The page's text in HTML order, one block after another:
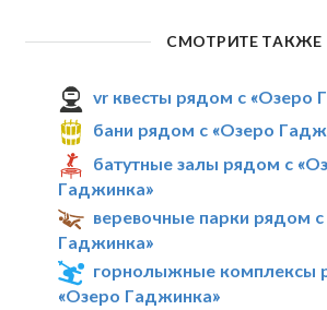
СМОТРИТЕ ТАКЖЕ
vr квесты рядом с «Озеро
бани рядом с «Озеро
батутные залы рядом с
Гаджинка»
веревочные парки рядом
Гаджинка»
горнолыжные комплексы
«Озеро Гаджинка»